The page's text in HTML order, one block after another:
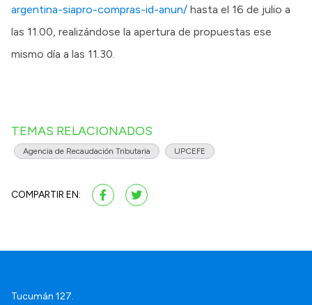
argentina-siapro-compras-id-anun/ hasta el 16 de julio a
las 11.00, realizándose la apertura de propuestas ese
mismo día a las 11.30.
TEMAS RELACIONADOS
Agencia de Recaudación Tributaria UPCEFE
COMPARTIR EN:
Tucumán 127.